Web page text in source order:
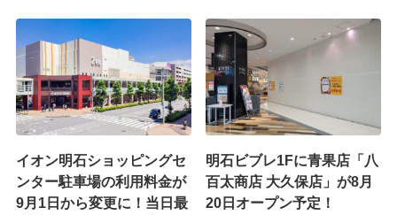
イオン明石ショッピングセ
ンター駐車場の利用料金が
9月1日から変更に！当日最
明石ビブレ1Fに青果店「八
百太商店 大久保店」が8月
20日オープン予定！